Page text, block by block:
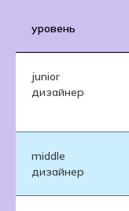
уровень
junior
дизайнер
middle
дизайнер